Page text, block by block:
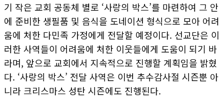
기 작은 교회 공동체 별로 ‘사랑의 박스’를 마련하여 그 안
에 준비한 생필품 및 음식을 도네이션 형식으로 모아 어려
움에 처한 다민족 가정에게 전달할 예정이다. 선교단은 이
러한 사역들이 어려움에 처한 이웃들에게 도움이 되기 바
라며, 앞으로 교회에서 지속적으로 진행할 계획임을 밝혔
다. ‘사랑의 박스’ 전달 사역은 이번 추수감사절 시즌뿐 아
니라 크리스마스 성탄 시즌에도 진행된다.